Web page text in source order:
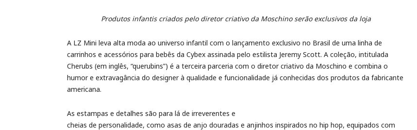
Produtos infantis criados pelo diretor criativo da Moschino serão exclusivos da loja
A LZ Mini leva alta moda ao universo infantil com o lançamento exclusivo no Brasil de uma linha de
carrinhos e acessórios para bebês da Cybex assinada pelo estilista Jeremy Scott. A coleção, intitulada
Cherubs (em inglês, “querubins”) é a terceira parceria com o diretor criativo da Moschino e combina o
humor e extravagância do designer à qualidade e funcionalidade já conhecidas dos produtos da fabricante
americana.
As estampas e detalhes são para lá de irreverentes e
cheias de personalidade, como asas de anjo douradas e anjinhos inspirados no hip hop, equipados com